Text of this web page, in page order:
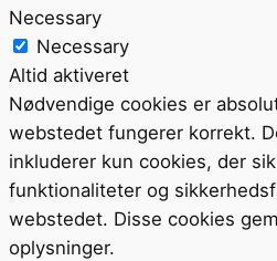
Necessary
Necessary
Altid aktiveret
Nødvendige cookies er
webstedet fungerer korrekt.
inkluderer kun cookies, der
funktionaliteter og
webstedet. Disse cookies
oplysninger.